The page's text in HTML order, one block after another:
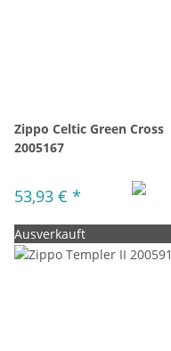
Zippo Celtic Green Cross
2005167
53,93 € *
Ausverkauft